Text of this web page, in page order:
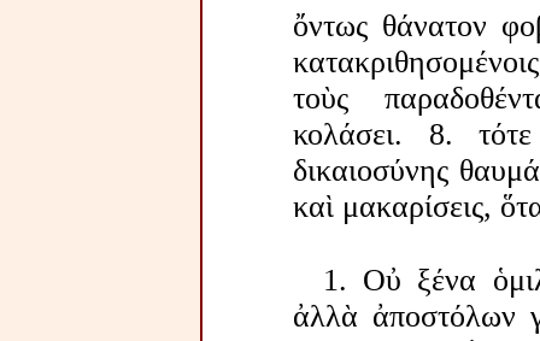
ὄντως θάνατον
τοὺς
κολάσει. 8.
δικαιοσύνης
καὶ μακαρίσεις,
1. Οὐ ξένα
ἀλλὰ ἀποστόλων